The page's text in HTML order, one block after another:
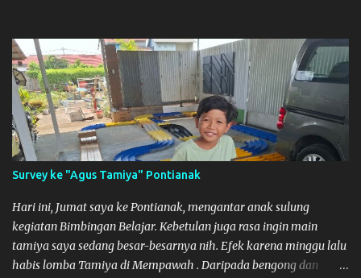
Survey ke "Agus Tamiya" Pontianak
Hari ini, Jumat saya ke Pontianak, mengantar anak sulung
kegiatan Bimbingan Belajar. Kebetulan juga rasa ingin main
tamiya saya sedang besar-besarnya nih. Efek karena minggu lalu
habis lomba Tamiya di Mempawah . Daripada bengong dan